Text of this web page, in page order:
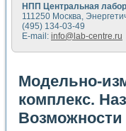
НПП Центральная
111250 Москва,
(495) 134-03-49
E-mail: info@lab-centre.ru
Модельно-
комплекс.
Возможности